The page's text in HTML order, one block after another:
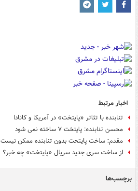
اخبار مرتبط
تنابنده با تئاتر «پایتخت» در آمریکا و کانادا
محسن تنابنده: پایتخت ۷ ساخته نمی شود
مقدم: ساخت پایتخت بدون تنابنده ممکن نیست
از ساخت سری جدید سریال «پایتخت» چه خبر؟
برچسب‌ها